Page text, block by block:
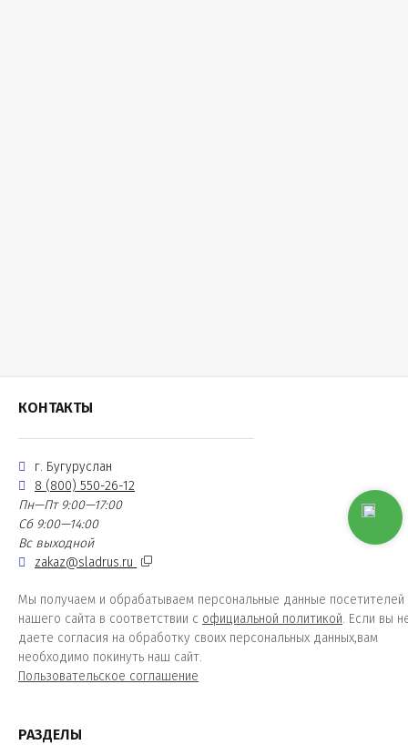
КОНТАКТЫ
г. Бугуруслан
8 (800) 550-26-12
Пн—Пт 9:00—17:00
Сб 9:00—14:00
Вс выходной
zakaz@sladrus.ru
Мы получаем и обрабатываем персональные данные посетителей
нашего сайта в соответствии с официальной политикой. Если вы
даете согласия на обработку своих персональных данных,вам
необходимо покинуть наш сайт.
Пользовательское соглашение
РАЗДЕЛЫ